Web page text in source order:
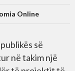
Online
së
në takim një